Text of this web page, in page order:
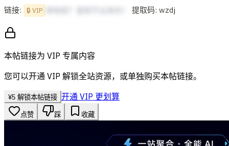
链接: 🔒 VIP 提取码: wzdj
本帖链接为 VIP 专属内容
您可以开通 VIP 解锁全站资源，或单独购买本帖链接。
¥5 解锁本帖链接 开通 VIP 更划算
点赞 踩 收藏